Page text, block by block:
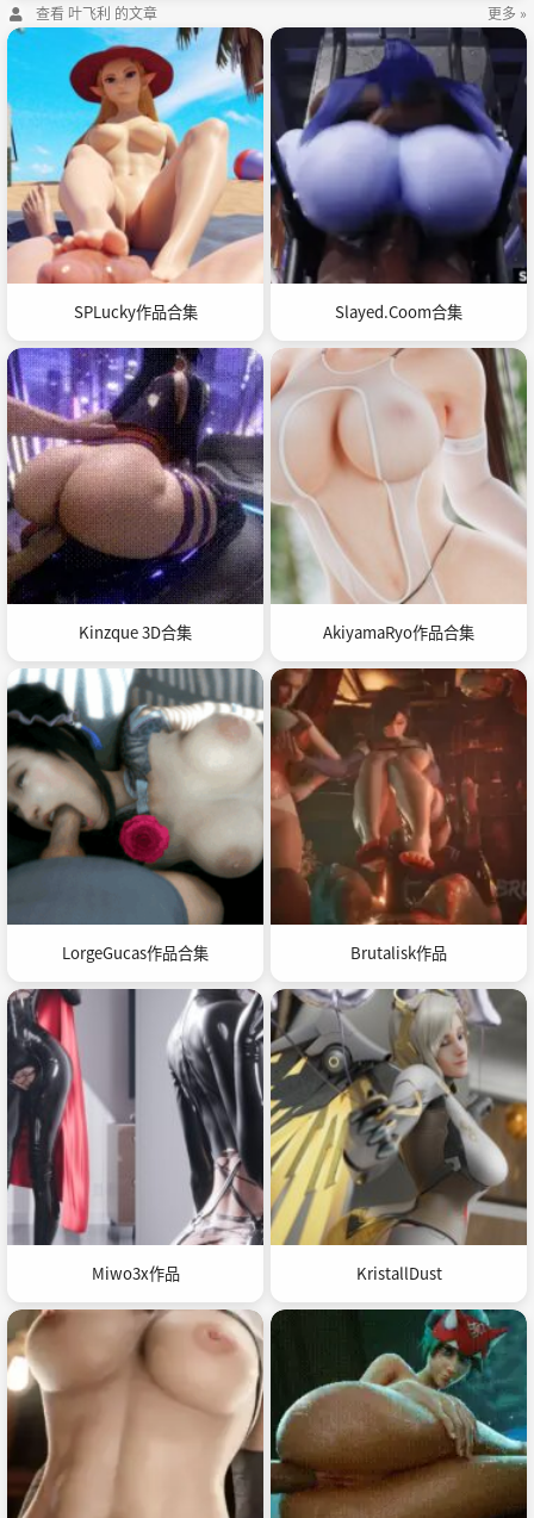
查看 叶飞利 的文章
更多 »
SPLucky作品合集 Slayed.Coom合集
Kinzque 3D合集 AkiyamaRyo作品合集
LorgeGucas作品合集 Brutalisk作品
Miwo3x作品 KristallDust